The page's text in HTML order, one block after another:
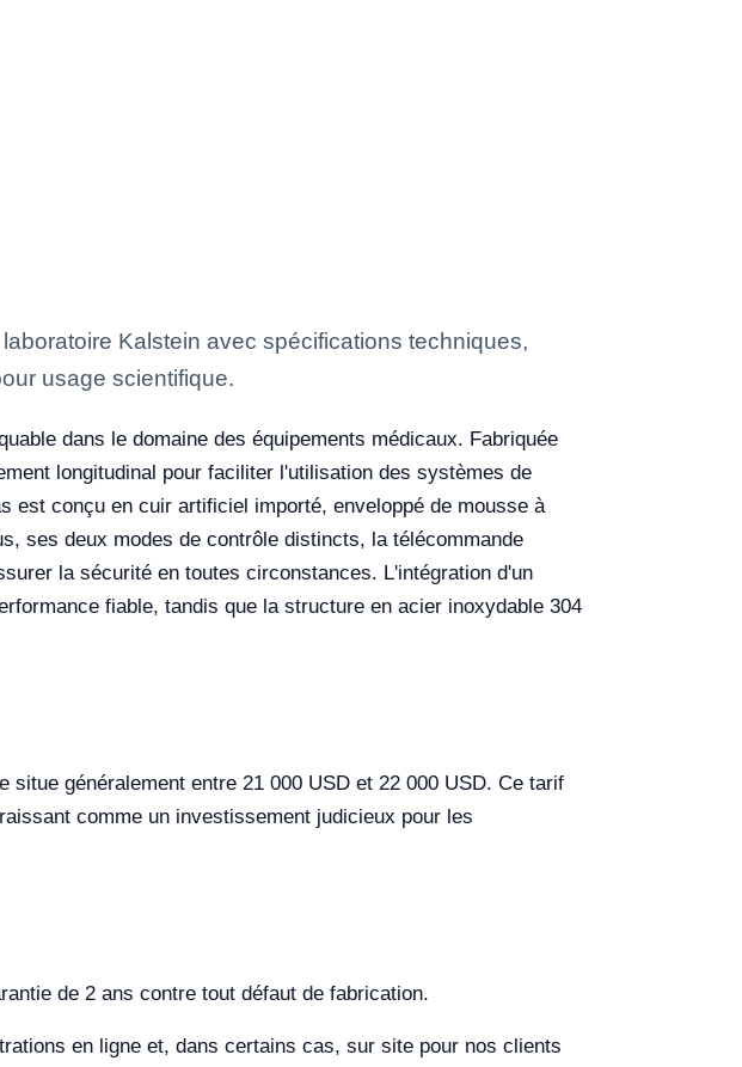
Kalstein avec spécifications techniques,
usage scientifique.
dans le domaine des équipements médicaux. Fabriquée
longitudinal pour faciliter l'utilisation des systèmes de
est conçu en cuir artificiel importé, enveloppé de mousse à
ses deux modes de contrôle distincts, la télécommande
la sécurité en toutes circonstances. L'intégration d'un
fiable, tandis que la structure en acier inoxydable 304
situe généralement entre 21 000 USD et 22 000 USD. Ce tarif
comme un investissement judicieux pour les
de 2 ans contre tout défaut de fabrication.
en ligne et, dans certains cas, sur site pour nos clients